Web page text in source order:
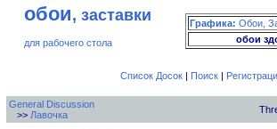
обои, заставки
для рабочего стола
Графика: Обои,
обои
Список Досок| Поиск|
General Discussion
>> Лавочка